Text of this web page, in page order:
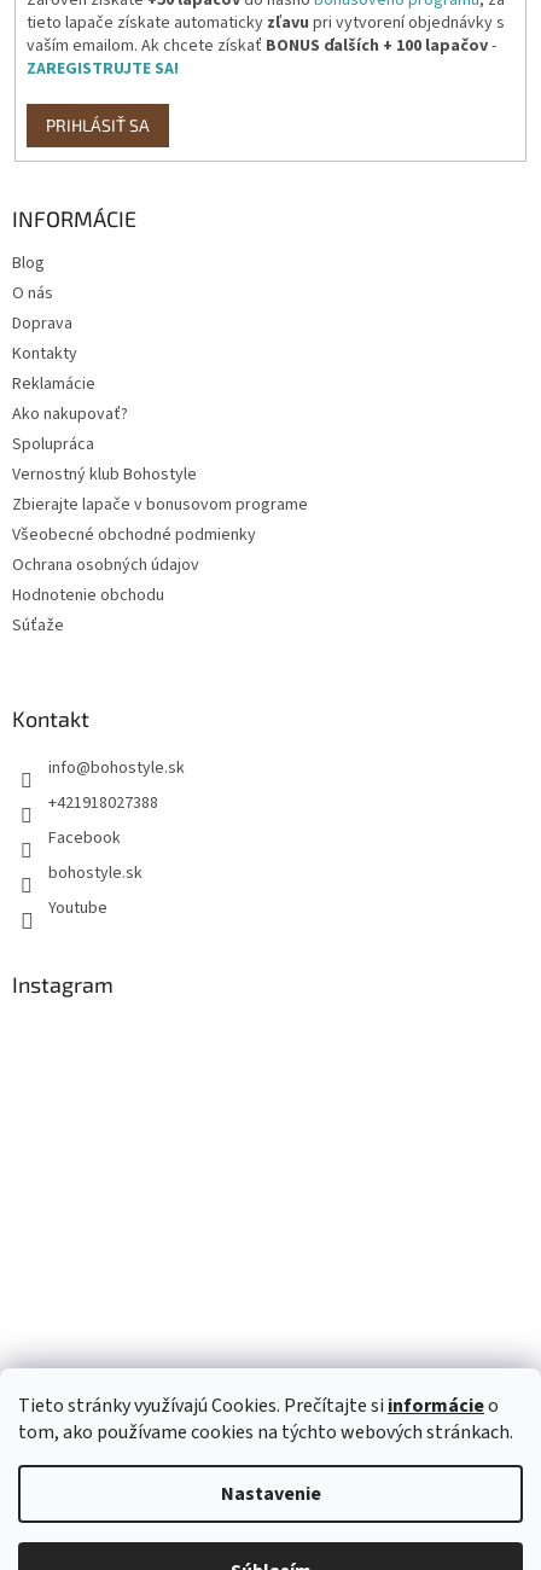
Tieto stránky využívajú Cookies. Prečítajte si informácieo
tom, ako používame cookies na týchto webových stránkach.
Nastavenie
tieto lapače získate automaticky zľavu pri vytvorení objednávky s
vaším emailom. Ak chcete získať BONUS ďalších + 100 lapačov-
ZAREGISTRUJTE SA!
PRIHLÁSIŤ SA
INFORMÁCIE
Blog
O nás
Doprava
Kontakty
Reklamácie
Ako nakupovať?
Spolupráca
Vernostný klub Bohostyle
Zbierajte lapače v bonusovom programe
Všeobecné obchodné podmienky
Ochrana osobných údajov
Hodnotenie obchodu
Súťaže
Kontakt
info@bohostyle.sk
+421918027388
Facebook
bohostyle.sk
Youtube
Instagram
Sledovať na Instagrame
Vytvoril Shoptet